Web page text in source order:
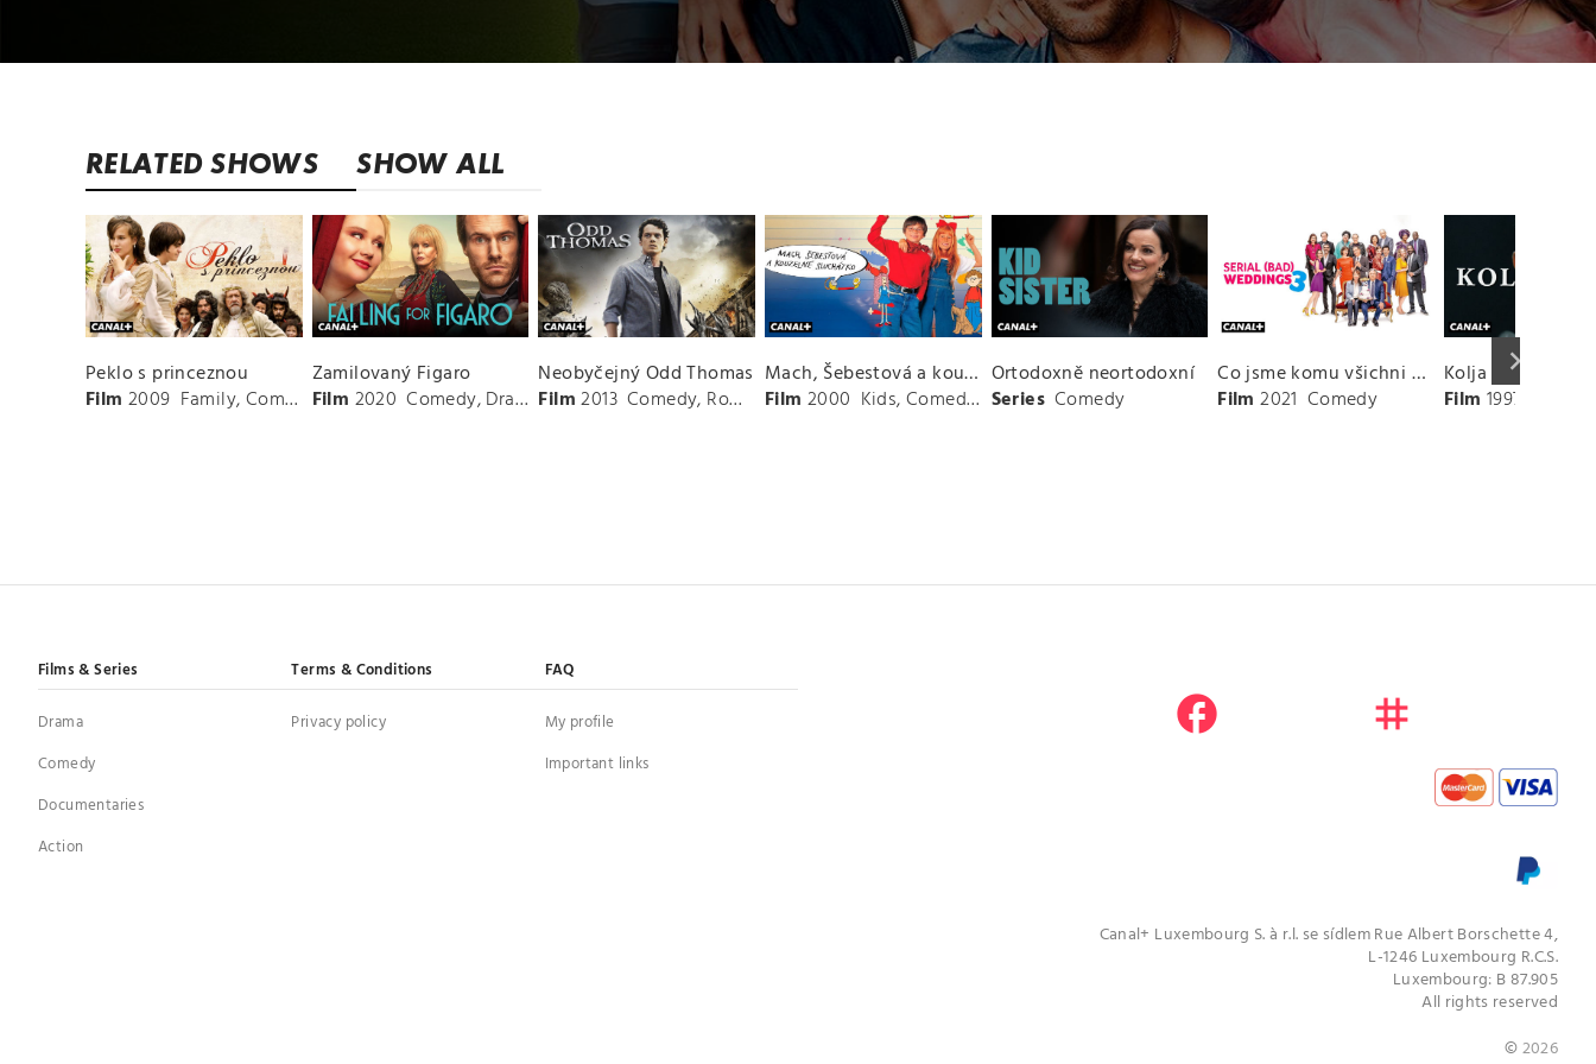
RELATED SHOWS SHOW ALL
keyboard_arrow_right
Peklo s princeznou
Film 2009 Family,Comedy
Zamilovaný Figaro
Film 2020 Comedy,Drama
Neobyčejný Odd Thomas
Film2013 Comedy, Romance ,Thriller
Mach, Šebestová a kouzelné sluchátko
Film 2000 Kids,Comedy , Family, Adventure
Ortodoxně neortodoxní
Series Comedy
Co jsme komu všichni udělali?
Film 2021 Comedy
Kolja
Film 1997
Films & Series
Drama
Comedy
Documentaries
Action
Terms & Conditions
Privacy policy
FAQ
My profile
Important links
facebook
instagram
Canal+ Luxembourg S. à r.l. se sídlem Rue Albert Borschette 4,
L-1246 Luxembourg R.C.S.
Luxembourg: B 87.905
All rights reserved
©2026